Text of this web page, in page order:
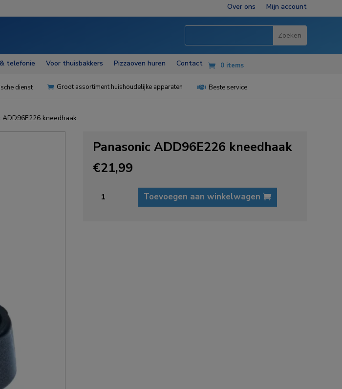
Over ons Mijn account
telefonie Voor thuisbakkers Pizzaoven huren Contact 0 items
dienst  Groot assortiment huishoudelijke apparaten  Beste service
ADD96E226 kneedhaak
Panasonic ADD96E226 kneedhaak
€21,99
ADD96E226
Toevoegen aan winkelwagen